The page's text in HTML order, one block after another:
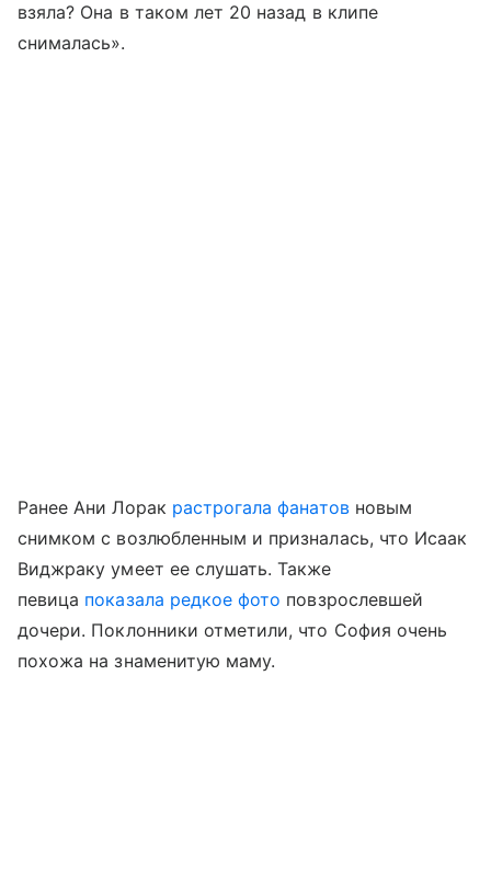
взяла? Она в таком лет 20 назад в клипе
снималась».
Ранее Ани Лорак растрогала фанатовновым
снимком с возлюбленным и призналась, что Исаак
Виджраку умеет ее слушать. Также
певица показала редкое фото повзрослевшей
дочери. Поклонники отметили, что София очень
похожа на знаменитую маму.